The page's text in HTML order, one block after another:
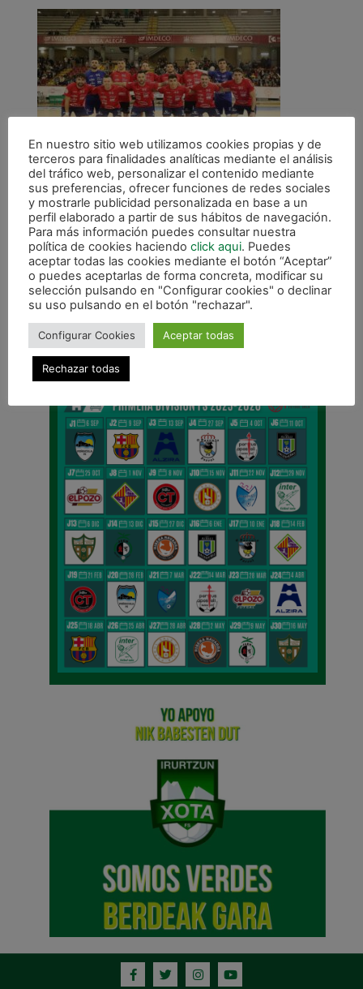
ANTERIOR
La victoria se resiste y Osasuna Magna saca un empate de su visita a Córdoba
CALENDARIO DE LIGA
En nuestro sitio web utilizamos cookies propias y de
terceros para finalidades analíticas mediante el análisis
del tráfico web, personalizar el contenido mediante
sus preferencias, ofrecer funciones de redes sociales
y mostrarle publicidad personalizada en base a un
perfil elaborado a partir de sus hábitos de navegación.
Para más información puedes consultar nuestra
política de cookies haciendo click aqui. Puedes
aceptar todas las cookies mediante el botón “Aceptar”
o puedes aceptarlas de forma concreta, modificar su
selección pulsando en "Configurar cookies" o declinar
su uso pulsando en el botón "rechazar".
Configurar Cookies Aceptar todas
Rechazar todas